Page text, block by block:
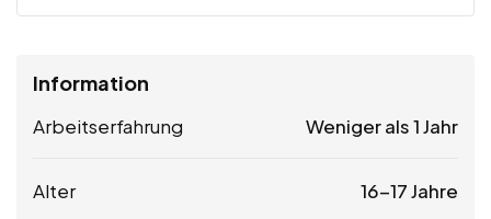
Information
Arbeitserfahrung Weniger als 1 Jahr
Alter 16-17 Jahre